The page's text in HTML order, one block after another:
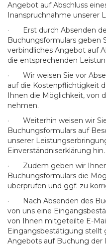
Angebot auf Abschluss
Inanspruchnahme unserer
· Erst durch Absenden
Buchungsformulars geben
verbindliches Angebot auf
die entsprechenden
· Wir weisen Sie vor
auf die Kostenpflichtigkeit
Ihnen die Möglichkeit, von
nehmen.
· Weiterhin weisen wir
Buchungsformulars auf
unserer
Einverständniserklärung hin.
· Zudem geben wir
Buchungsformulars die
überprüfen und ggf. zu
· Nach Absenden des
von uns eine
von Ihnen mitgeteilte E-
Eingangsbestätigung stellt
Angebots auf Buchung der